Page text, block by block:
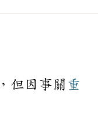
，但因事關 重